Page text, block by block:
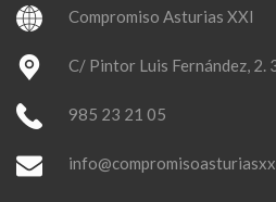
Compromiso Asturias XXI
C/ Pintor Luis Fernández, 2.
985 23 21 05